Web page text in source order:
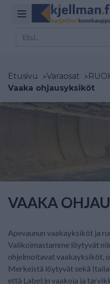
Etusivu >Varaosat >
Vaaka ohjausyksiköt
VAAKA
Apevaunun vaakayksiköt ja
Valikoimastamme löytyvät
ohjelmoitavat vaakayksiköt,
Merkeistä löytyvät sekä
että Label:in vaakoja ja